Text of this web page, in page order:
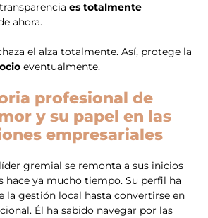
es totalmente
ahora.
el alza totalmente. Así, protege la
eventualmente.
profesional de
y su papel en las
empresariales
gremial se remonta a sus inicios
hace ya mucho tiempo. Su perfil ha
la gestión local hasta convertirse en
Él ha sabido navegar por las